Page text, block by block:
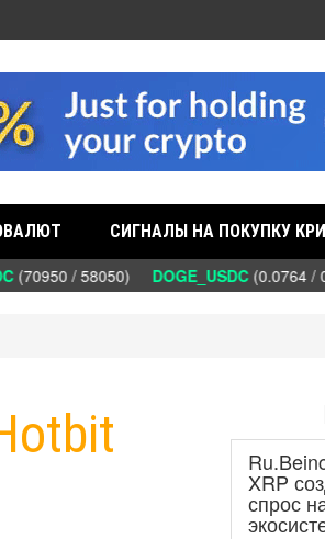
СИГНАЛЫ НА ПОКУПКУ
(70950 / 58050) DOGE_USDC(0.0764 /
XRP
спрос